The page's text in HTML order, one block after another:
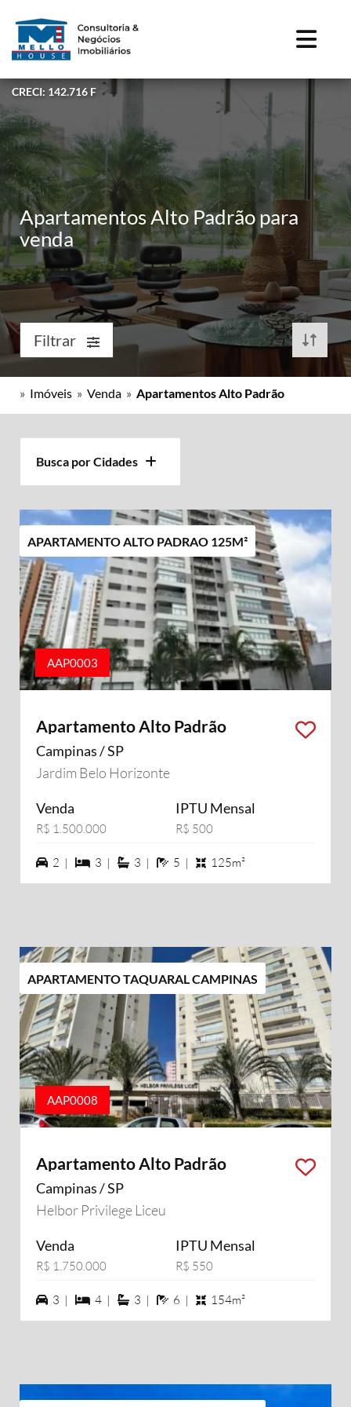
CRECI: 142.716 F
Apartamentos Alto Padrão para
venda
Filtrar
» Imóveis » Venda » Apartamentos Alto Padrão
Busca por Cidades
APARTAMENTO ALTO PADRAO 125M²
AAP0003
Apartamento Alto Padrão
Campinas / SP
Jardim Belo Horizonte
Venda
R$ 1.500.000
IPTU Mensal
R$ 500
2 vagas na garagem
2 | 3 dormiórios
3 | 3 suítes
3 | 5 banheiros
5 | 125m²
APARTAMENTO TAQUARAL CAMPINAS
AAP0008
Apartamento Alto Padrão
Campinas / SP
Helbor Privilege Liceu
Venda
R$ 1.750.000
IPTU Mensal
R$ 550
3 vagas na garagem
3 | 4 dormiórios
4 | 3 suítes
3 | 6 banheiros
6 | 154m²